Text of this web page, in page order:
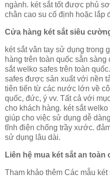
ngành. két sắt tốt được phủ
chân cao su cố định hoặc lắp
Cửa hàng két sắt siêu
két sắt vân tay sử dụng trong
hàng trên toàn quốc sẵn
sắt welko safes trên toàn
safes được sản xuất với nền
tiên tiến từ các nước lớn về
quốc, đức, ý vv. Tất cả với
cho khách hàng. két sắt
giúp cho việc sử dụng dễ
tĩnh điện chống trầy xước.
sử dụng lâu dài.
Liên hệ mua két sắt an toàn
Tham khảo thêm Các mẫu két